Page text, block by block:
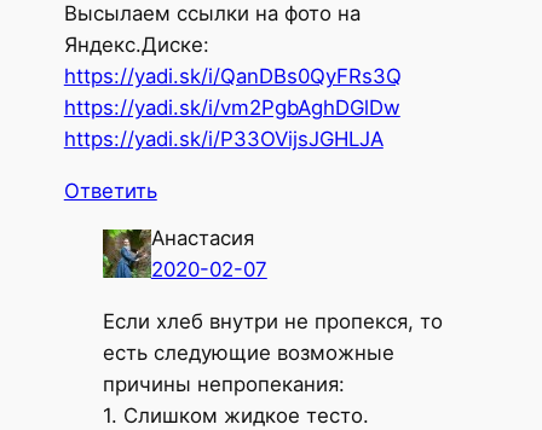
Высылаем ссылки на фото на
Яндекс.Диске:
https://yadi.sk/i/QanDBs0QyFRs3Q
https://yadi.sk/i/vm2PgbAghDGlDw
https://yadi.sk/i/P33OVijsJGHLJA
Ответить
Анастасия
2020-02-07
Если хлеб внутри не пропекся, то
есть следующие возможные
причины непропекания:
1. Слишком жидкое тесто.